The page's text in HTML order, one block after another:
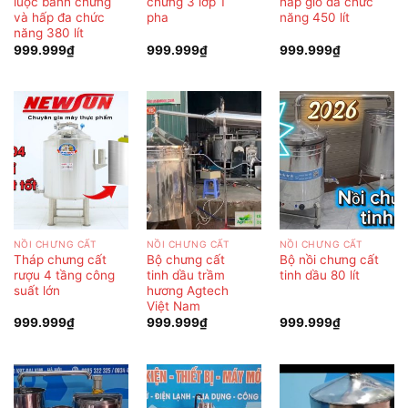
và hấp đa chức
năng 380 lít
999.999₫
pha
999.999₫
năng 450 lít
999.999₫
NỒI CHƯNG CẤT
Tháp chưng cất
rượu 4 tầng công
suất lớn
999.999₫
NỒI CHƯNG CẤT
Bộ chưng cất
tinh dầu trầm
hương Agtech
Việt Nam
999.999₫
NỒI CHƯNG CẤT
Bộ nồi chưng cất
tinh dầu 80 lít
999.999₫